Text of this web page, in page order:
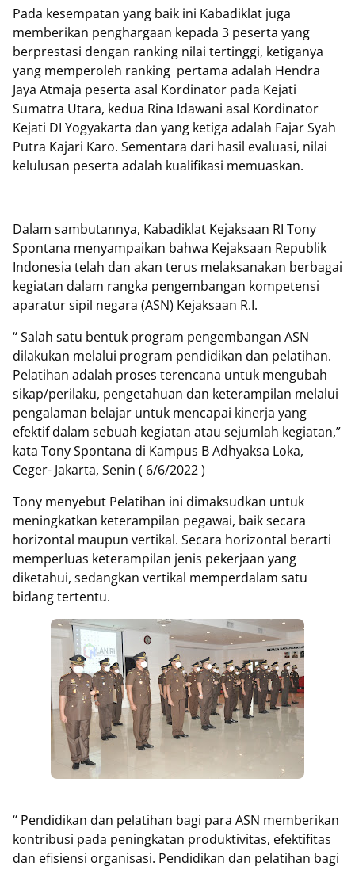
Pada kesempatan yang baik ini Kabadiklat juga
memberikan penghargaan kepada 3 peserta yang
berprestasi dengan ranking nilai tertinggi, ketiganya
yang memperoleh ranking pertama adalah Hendra
Jaya Atmaja peserta asal Kordinator pada Kejati
Sumatra Utara, kedua Rina Idawani asal Kordinator
Kejati DI Yogyakarta dan yang ketiga adalah Fajar Syah
Putra Kajari Karo. Sementara dari hasil evaluasi, nilai
kelulusan peserta adalah kualifikasi memuaskan.
Dalam sambutannya, Kabadiklat Kejaksaan RI Tony
Spontana menyampaikan bahwa Kejaksaan Republik
Indonesia telah dan akan terus melaksanakan berbagai
kegiatan dalam rangka pengembangan kompetensi
aparatur sipil negara (ASN) Kejaksaan R.I.
“ Salah satu bentuk program pengembangan ASN
dilakukan melalui program pendidikan dan pelatihan.
Pelatihan adalah proses terencana untuk mengubah
sikap/perilaku, pengetahuan dan keterampilan melalui
pengalaman belajar untuk mencapai kinerja yang
efektif dalam sebuah kegiatan atau sejumlah kegiatan,”
kata Tony Spontana di Kampus B Adhyaksa Loka,
Ceger- Jakarta, Senin ( 6/6/2022 )
Tony menyebut Pelatihan ini dimaksudkan untuk
meningkatkan keterampilan pegawai, baik secara
horizontal maupun vertikal. Secara horizontal berarti
memperluas keterampilan jenis pekerjaan yang
diketahui, sedangkan vertikal memperdalam satu
bidang tertentu.
“ Pendidikan dan pelatihan bagi para ASN memberikan
kontribusi pada peningkatan produktivitas, efektifitas
dan efisiensi organisasi. Pendidikan dan pelatihan bagi